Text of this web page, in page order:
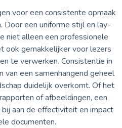
voor een consistente opmaak
Door een uniforme stijl en lay-
niet alleen een professionele
ook gemakkelijker voor lezers
te verwerken. Consistentie in
van een samenhangend geheel
duidelijk overkomt. Of het
of afbeeldingen, een
aan de effectiviteit en impact
documenten.